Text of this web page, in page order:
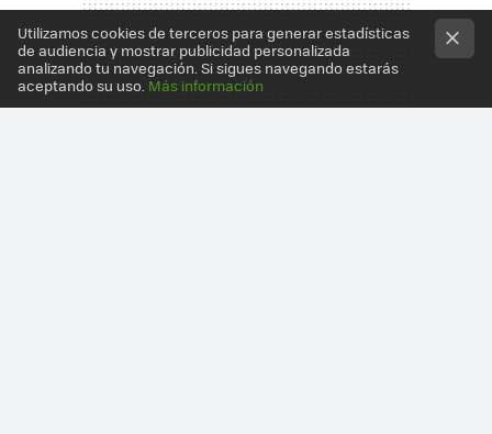
Utilizamos cookies de terceros para generar estadísticas
de audiencia y mostrar publicidad personalizada
analizando tu navegación. Si sigues navegando estarás
aceptando su uso. Más información